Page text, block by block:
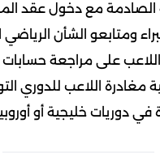
مع دخول عقد
ومتابعو الشأن
على مراجعة
مغادرة اللاعب للدوري
في دوريات خليجية أو